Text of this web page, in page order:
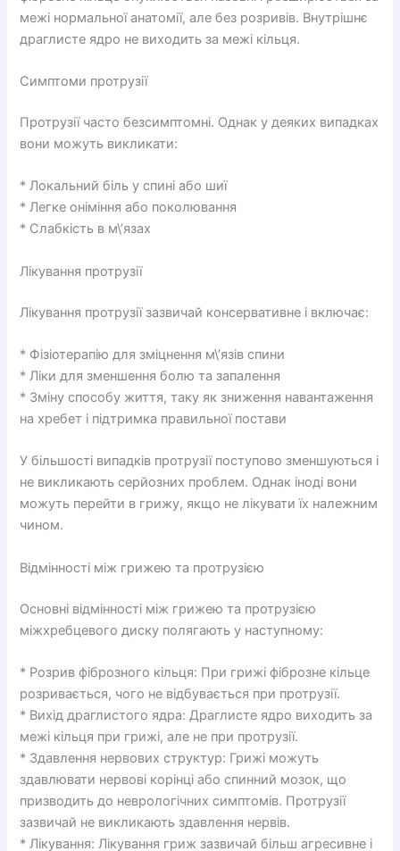
межі нормальної анатомії, але без розривів. Внутрішнє
драглисте ядро не виходить за межі кільця.
Симптоми протрузії
Протрузії часто безсимптомні. Однак у деяких випадках
вони можуть викликати:
* Локальний біль у спині або шиї
* Легке оніміння або поколювання
* Слабкість в м\’язах
Лікування протрузії
Лікування протрузії зазвичай консервативне і включає:
* Фізіотерапію для зміцнення м\’язів спини
* Ліки для зменшення болю та запалення
* Зміну способу життя, таку як зниження навантаження
на хребет і підтримка правильної постави
У більшості випадків протрузії поступово зменшуються і
не викликають серйозних проблем. Однак іноді вони
можуть перейти в грижу, якщо не лікувати їх належним
чином.
Відмінності між грижею та протрузією
Основні відмінності між грижею та протрузією
міжхребцевого диску полягають у наступному:
* Розрив фіброзного кільця: При грижі фіброзне кільце
розривається, чого не відбувається при протрузії.
* Вихід драглистого ядра: Драглисте ядро виходить за
межі кільця при грижі, але не при протрузії.
* Здавлення нервових структур: Грижі можуть
здавлювати нервові корінці або спинний мозок, що
призводить до неврологічних симптомів. Протрузії
зазвичай не викликають здавлення нервів.
* Лікування: Лікування гриж зазвичай більш агресивне і